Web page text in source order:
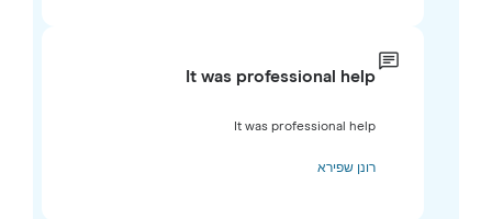
It was professional help
It was professional help
רונן שפירא